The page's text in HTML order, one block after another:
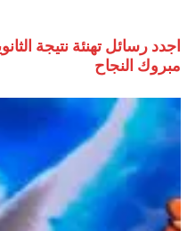
مبروك النجاح